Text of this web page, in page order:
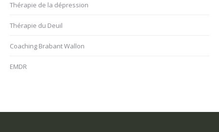
Thérapie de la dépression
Thérapie du Deuil
Coaching Brabant Wallon
EMDR